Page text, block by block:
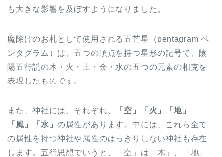
も大きな影響を及ぼすようになりました。
魔除けのお札として使用される五芒星（pentagram ペ
ンタグラム）は、五つの頂点を持つ星形の記号で、陰
陽五行説の木・火・土・金・水の五つの元素の相克を
表現したものです。
また、神社には、それぞれ、
「空」「火」「地」
「風」「水」 の属性があります。中には、これら全て
の属性を持つ神社や属性のはっきりしない神社も存在
します。五行思想でいうと、「空」は「木」、「地」